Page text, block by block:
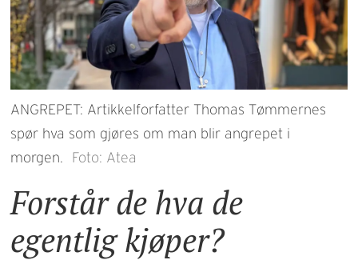
ANGREPET: Artikkelforfatter Thomas Tømmernes
spør hva som gjøres om man blir angrepet i
morgen.
Foto: Atea
Forstår de hva de
egentlig kjøper?